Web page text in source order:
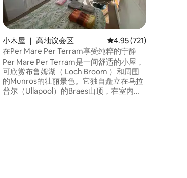
（满分 5 分），共 420 条评价
小木屋 ｜ 高地议会区 平均评分 4.95 分（满
4.95 (721)
在Per Mare Per Terram享受纯粹的宁静
Per Mare Per Terram是一间舒适的小屋，
可欣赏布鲁姆湖（ Loch Broom ）和周围
的Munros的壮丽景色。它独自矗立在乌拉
普尔（Ullapool）的Braes山顶，在室内时